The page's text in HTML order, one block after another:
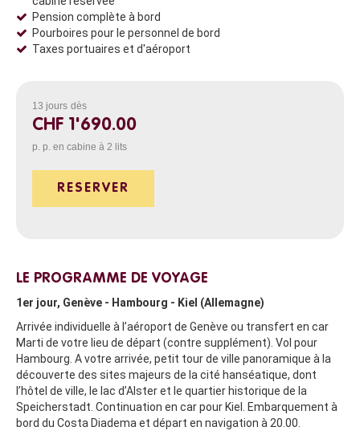
Pension complète à bord
Pourboires pour le personnel de bord
Taxes portuaires et d'aéroport
13 jours dès
CHF 1'690.00
p. p. en cabine à 2 lits
RESERVER
LE PROGRAMME DE VOYAGE
1er jour, Genève - Hambourg - Kiel (Allemagne)
Arrivée individuelle à l’aéroport de Genève ou transfert en car
Marti de votre lieu de départ (contre supplément). Vol pour
Hambourg. A votre arrivée, petit tour de ville panoramique à la
découverte des sites majeurs de la cité hanséatique, dont
l’hôtel de ville, le lac d’Alster et le quartier historique de la
Speicherstadt. Continuation en car pour Kiel. Embarquement à
bord du Costa Diadema et départ en navigation à 20.00.